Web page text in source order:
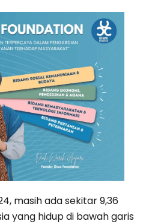
masih ada sekitar 9,36
yang hidup di bawah garis